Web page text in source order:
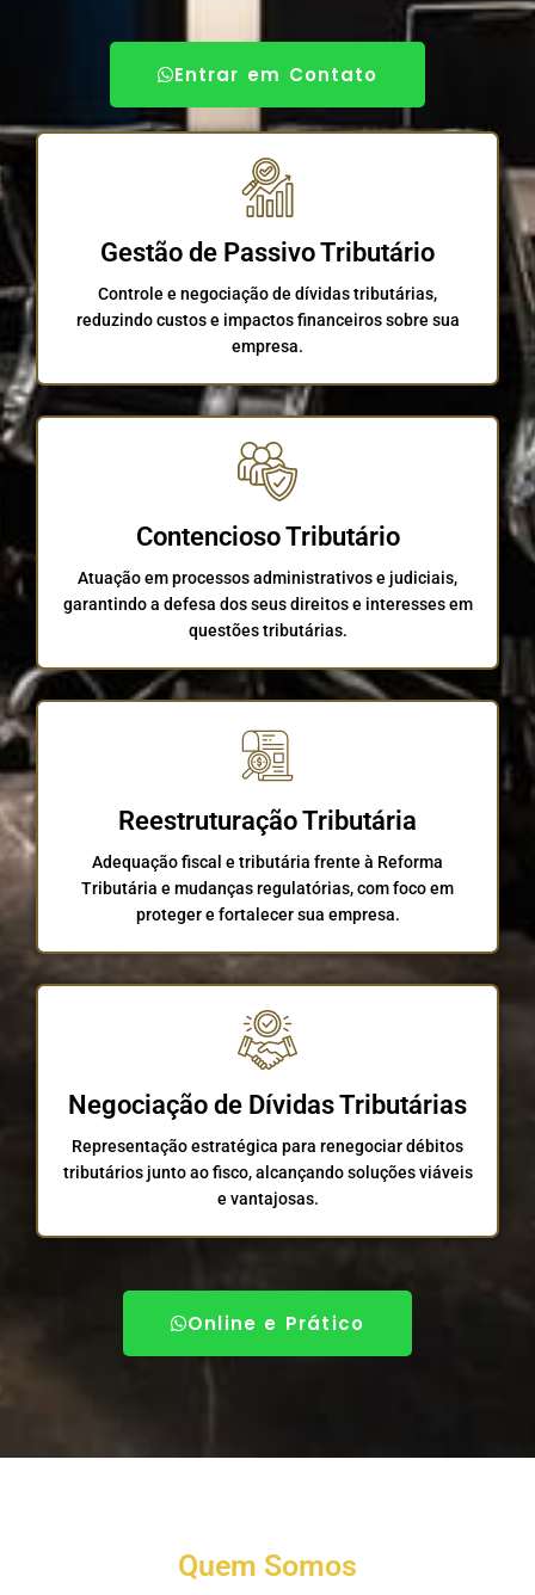
Entrar em Contato
Gestão de Passivo Tributário
Controle e negociação de dívidas tributárias,
reduzindo custos e impactos financeiros sobre sua
empresa.
Contencioso Tributário
Atuação em processos administrativos e judiciais,
garantindo a defesa dos seus direitos e interesses em
questões tributárias.
Reestruturação Tributária
Adequação fiscal e tributária frente à Reforma
Tributária e mudanças regulatórias, com foco em
proteger e fortalecer sua empresa.
Negociação de Dívidas Tributárias
Representação estratégica para renegociar débitos
tributários junto ao fisco, alcançando soluções viáveis
e vantajosas.
Online e Prático
Quem Somos